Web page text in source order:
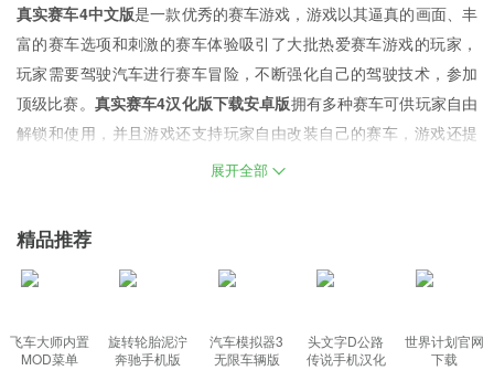
真实赛车4中文版是一款优秀的赛车游戏，游戏以其逼真的画面、丰
富的赛车选项和刺激的赛车体验吸引了大批热爱赛车游戏的玩家，
玩家需要驾驶汽车进行赛车冒险，不断强化自己的驾驶技术，参加
顶级比赛。 真实赛车4汉化版下载安卓版拥有多种赛车可供玩家自由
解锁和使用，并且游戏还支持玩家自由改装自己的赛车，游戏还提
供多种不同的游戏模式，如单人赛事、多人竞赛、时间挑战等等。
游戏提供了多种赛车供玩家选择，其中包括众多知名汽车品牌的高
性能车型，满足不同玩家的需求。
制动、悬架等。
游戏中添加了动态天气变化。 不同的天气条件会影响赛车的性能和
展开全部
精品推荐
飞车大师内置
MOD菜单
旋转轮胎泥泞
奔驰手机版
汽车模拟器3
无限车辆版
头文字D公路
传说手机汉化
世界计划官网
下载